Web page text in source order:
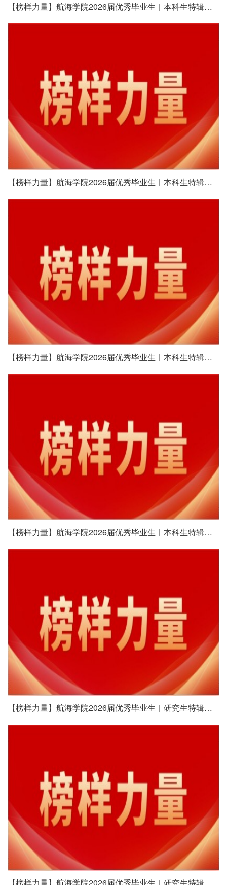
【榜样力量】航海学院2026届优秀毕业生｜本科生特辑（五）
【榜样力量】航海学院2026届优秀毕业生｜本科生特辑（六）
【榜样力量】航海学院2026届优秀毕业生｜本科生特辑（三）
【榜样力量】航海学院2026届优秀毕业生｜本科生特辑（四）
【榜样力量】航海学院2026届优秀毕业生｜研究生特辑（六）